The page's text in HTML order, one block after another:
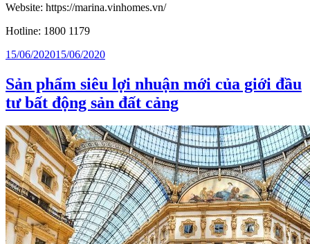
Website: https://marina.vinhomes.vn/
Hotline: 1800 1179
Posted
15/06/202015/06/2020
Sản phẩm siêu lợi nhuận mới của giới đầu
tư bất động sản đất cảng